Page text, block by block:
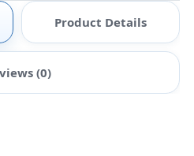
Product Details
(0)